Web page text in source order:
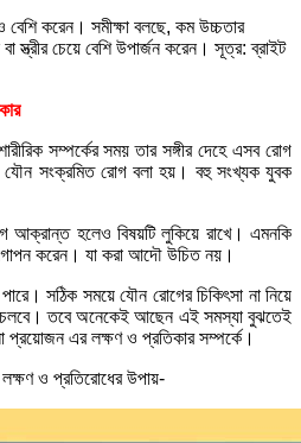
করেন। সমীক্ষা বলছে, কম উচ্চতার
স্ত্রীর চেয়ে বেশি উপার্জন করেন। সূত্র: ব্রাইট
সম্পর্কের সময় তার সঙ্গীর দেহে এসব রোগ
সংক্রমিত রোগ বলা হয়। বহু সংখ্যক যুবক
আক্রান্ত হলেও বিষয়টি লুকিয়ে রাখে। এমনকি
গোপন করেন। যা করা আদৌ উচিত নয়।
সঠিক সময়ে যৌন রোগের চিকিৎসা না নিয়ে
চলবে। তবে অনেকেই আছেন এই সমস্যা বুঝতেই
প্রয়োজন এর লক্ষণ ও প্রতিকার সম্পর্কে।
লক্ষণ ও প্রতিরোধের উপায়-